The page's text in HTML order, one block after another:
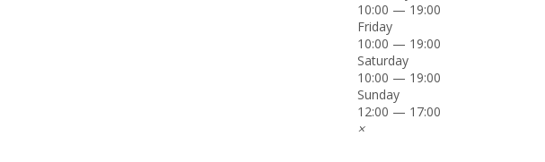
10:00 — 19:00
Friday
10:00 — 19:00
Saturday
10:00 — 19:00
Sunday
12:00 — 17:00
×